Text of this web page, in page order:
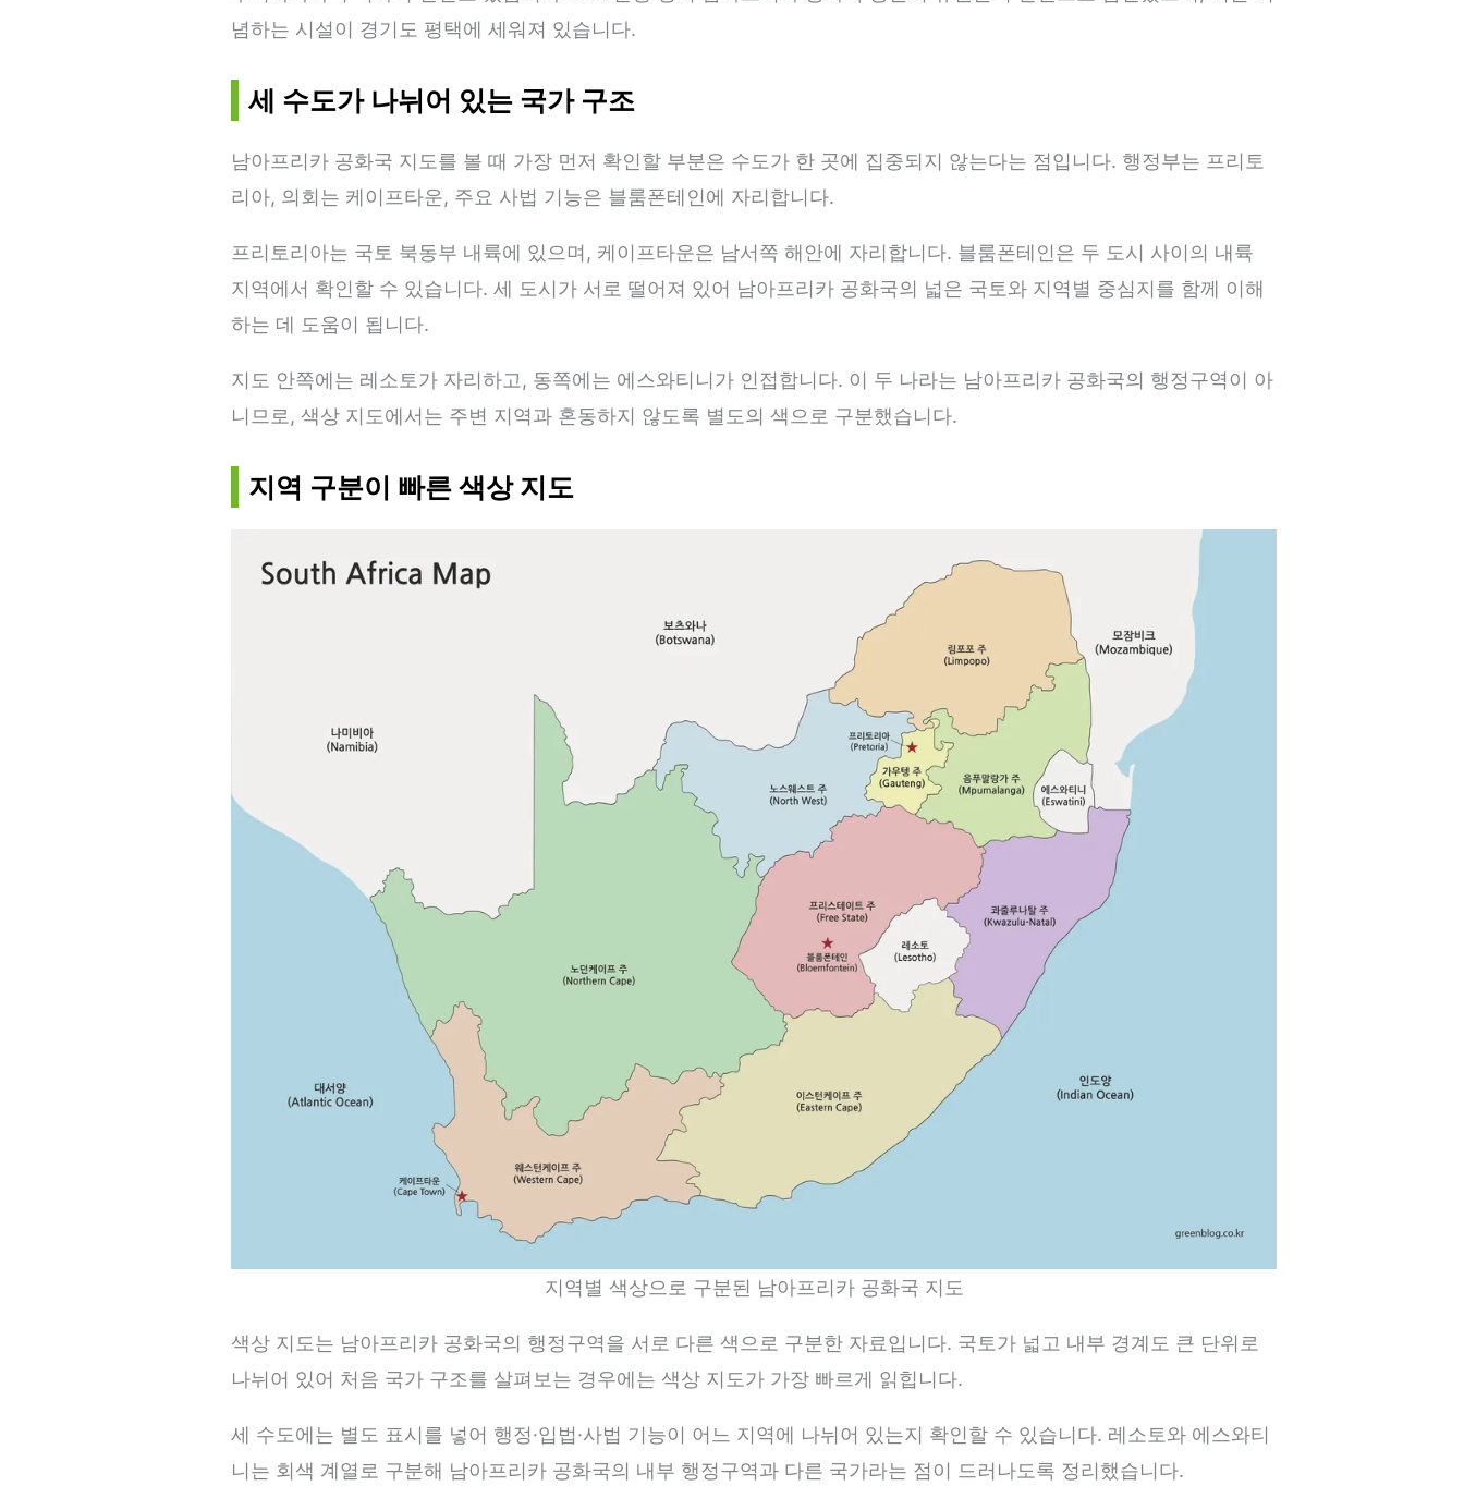
념하는 시설이 경기도 평택에 세워져 있습니다.
세 수도가 나뉘어 있는 국가 구조
남아프리카 공화국 지도를 볼 때 가장 먼저 확인할 부분은 수도가 한 곳에 집중되지 않는다는 점입니다. 행정부는 프리토
리아, 의회는 케이프타운, 주요 사법 기능은 블룸폰테인에 자리합니다.
프리토리아는 국토 북동부 내륙에 있으며, 케이프타운은 남서쪽 해안에 자리합니다. 블룸폰테인은 두 도시 사이의 내륙
지역에서 확인할 수 있습니다. 세 도시가 서로 떨어져 있어 남아프리카 공화국의 넓은 국토와 지역별 중심지를 함께 이해
하는 데 도움이 됩니다.
지도 안쪽에는 레소토가 자리하고, 동쪽에는 에스와티니가 인접합니다. 이 두 나라는 남아프리카 공화국의 행정구역이 아
니므로, 색상 지도에서는 주변 지역과 혼동하지 않도록 별도의 색으로 구분했습니다.
지역 구분이 빠른 색상 지도
지역별 색상으로 구분된 남아프리카 공화국 지도
색상 지도는 남아프리카 공화국의 행정구역을 서로 다른 색으로 구분한 자료입니다. 국토가 넓고 내부 경계도 큰 단위로
나뉘어 있어 처음 국가 구조를 살펴보는 경우에는 색상 지도가 가장 빠르게 읽힙니다.
세 수도에는 별도 표시를 넣어 행정·입법·사법 기능이 어느 지역에 나뉘어 있는지 확인할 수 있습니다. 레소토와 에스와티
니는 회색 계열로 구분해 남아프리카 공화국의 내부 행정구역과 다른 국가라는 점이 드러나도록 정리했습니다.